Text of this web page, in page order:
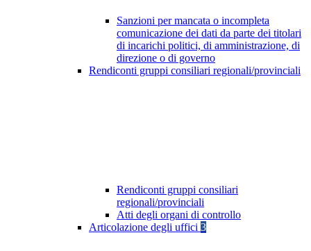
Sanzioni per mancata o incompleta
comunicazione dei dati da parte dei titolari
di incarichi politici, di amministrazione, di
direzione o di governo
Rendiconti gruppi consiliari regionali/provinciali
Rendiconti gruppi consiliari
regionali/provinciali
Atti degli organi di controllo
Articolazione degli uffici 3